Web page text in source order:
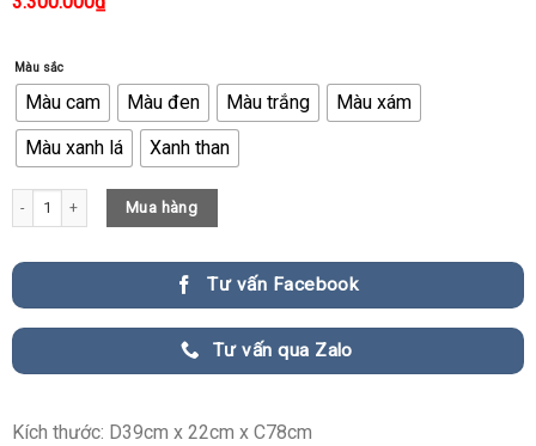
Màu sắc
Màu cam Màu đen Màu trắng
Màu xám
Màu xanh lá
Xanh than
Tượng Chó Kết Hợp Khay Decor Đẹp Mắt quantity
Mua hàng
Tư vấn Facebook
Tư vấn qua Zalo
Kích thước: D39cm x 22cm x C78cm